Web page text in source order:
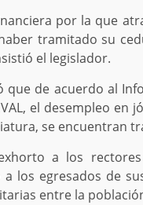
por la que
tramitado su
el legislador.
de acuerdo al
el desempleo
se encuentran
a los
a los egresados de
entre la